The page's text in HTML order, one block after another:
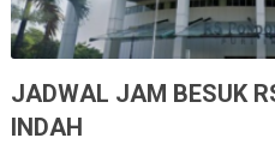
JADWAL JAM BESUK
INDAH